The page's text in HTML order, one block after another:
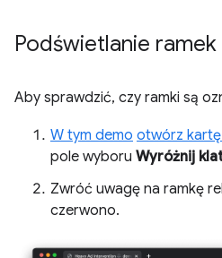
Podświetlanie
Aby sprawdzić, czy ramki są
W tym demo otwórz kartę
pole wyboru Wyróżnij
Zwróć uwagę na ramkę
czerwono.